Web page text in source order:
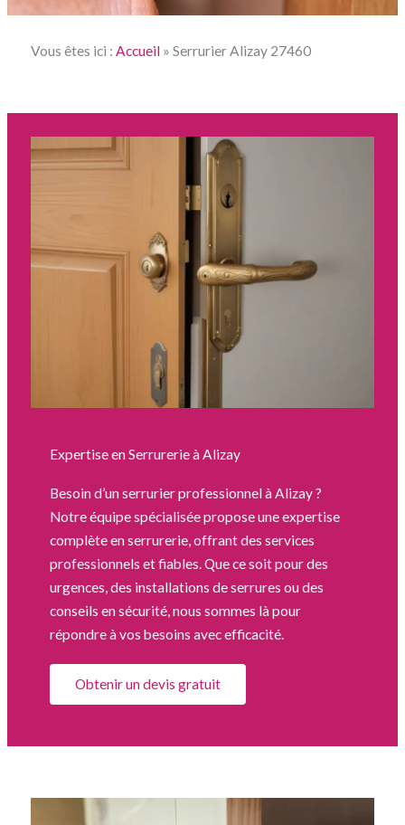
Vous êtes ici : Accueil» Serrurier Alizay 27460
Expertise en Serrurerie à Alizay
Besoin d’un serrurier professionnel à Alizay ?
Notre équipe spécialisée propose une expertise
complète en serrurerie, offrant des services
professionnels et fiables. Que ce soit pour des
urgences, des installations de serrures ou des
conseils en sécurité, nous sommes là pour
répondre à vos besoins avec efficacité.
Obtenir un devis gratuit